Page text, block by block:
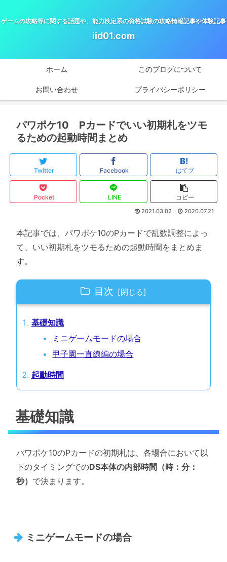
ゲームの攻略等に関する話題や、能力検定系の資格試験の攻略情報記事や体験記事
iid01.com
ホーム このブログについて
お問い合わせ プライバシーポリシー
パワポケ10 Pカードでいい初期札をツモ
るための起動時間まとめ
Twitter Facebook はてブ
Pocket LINE コピー
2021.03.02 2020.07.21
本記事では、パワポケ10のPカードで乱数調整によっ
て、いい初期札をツモるための起動時間をまとめま
す。
目次
基礎知識
ミニゲームモードの場合
甲子園一直線編の場合
起動時間
基礎知識
パワポケ10のPカードの初期札は、各場合において以
下のタイミングでのDS本体の内部時間（時：分：
秒） で決まります。
ミニゲームモードの場合